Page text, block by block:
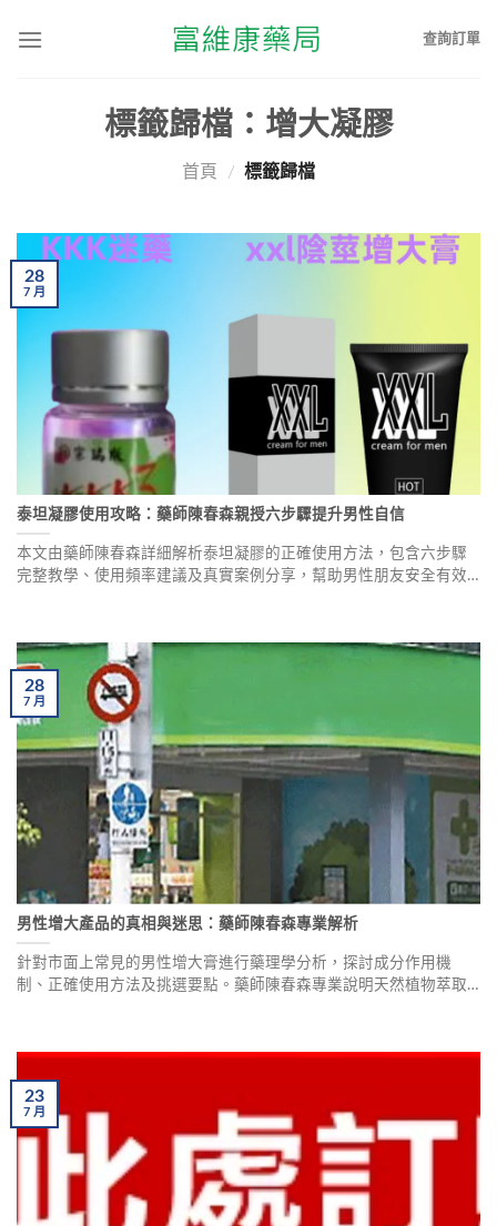
查詢訂單
標籤歸檔： 增大凝膠
首頁 / 標籤歸檔
泰坦凝膠使用攻略：藥師陳春森親授六步驟提升男性自信
本文由藥師陳春森詳細解析泰坦凝膠的正確使用方法，包含六步驟
完整教學、使用頻率建議及真實案例分享，幫助男性朋友安全有效
28
7月
男性增大產品的真相與迷思：藥師陳春森專業解析
針對市面上常見的男性增大膏進行藥理學分析，探討成分作用機
制、正確使用方法及挑選要點。藥師陳春森專業說明天然植物萃取
28
7月
23
7月